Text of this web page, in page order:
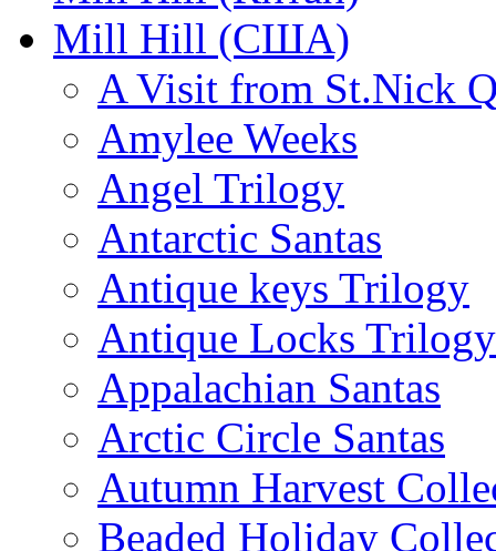
Mill Hill (США)
A Visit from St.Nick
Amylee Weeks
Angel Trilogy
Antarctic Santas
Antique keys Trilogy
Antique Locks Trilogy
Appalachian Santas
Arctic Circle Santas
Autumn Harvest
Beaded Holiday